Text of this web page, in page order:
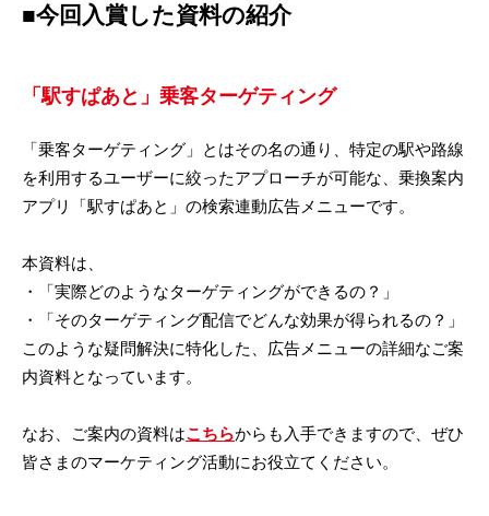
■今回入賞した資料の紹介
「駅すぱあと」乗客ターゲティング
「乗客ターゲティング」とはその名の通り、特定の駅や路線
を利用するユーザーに絞ったアプローチが可能な、乗換案内
アプリ「駅すぱあと」の検索連動広告メニューです。
本資料は、
・「実際どのようなターゲティングができるの？」
・「そのターゲティング配信でどんな効果が得られるの？」
このような疑問解決に特化した、広告メニューの詳細なご案
内資料となっています。
なお、ご案内の資料はこちらからも入手できますので、ぜひ
皆さまのマーケティング活動にお役立てください。